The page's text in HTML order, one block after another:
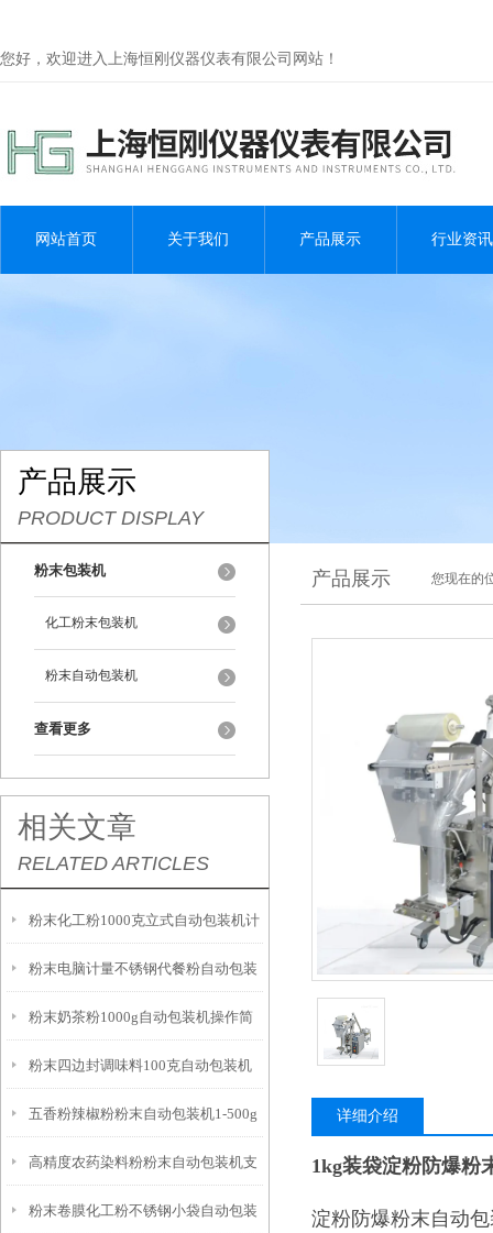
您好，欢迎进入上海恒刚仪器仪表有限公司网站！
网站首页 关于我们 产品展示 行业资讯
产品展示
PRODUCT DISPLAY
粉末包装机
化工粉末包装机
粉末自动包装机
查看更多
相关文章
RELATED ARTICLES
粉末化工粉1000克立式自动包装机计
量精准
粉末电脑计量不锈钢代餐粉自动包装
机厂家
粉末奶茶粉1000g自动包装机操作简
单
粉末四边封调味料100克自动包装机
操作简单
五香粉辣椒粉粉末自动包装机1-500g
工厂生产
高精度农药染料粉粉末自动包装机支
持定制
粉末卷膜化工粉不锈钢小袋自动包装
产品展示 您现在的
详细介绍
1kg装袋淀粉防爆粉
淀粉防爆粉末自动